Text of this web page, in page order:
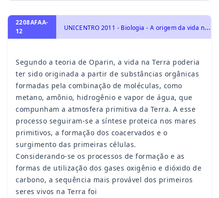
2208AFAA-
12
U
NICENTRO 2011 - Biologia - A origem da vida na Terra, Origem e evolução da vida
Segundo a teoria de Oparin, a vida na Terra poderia
ter sido originada a partir de substâncias orgânicas
formadas pela combinação de moléculas, como
metano, amônio, hidrogênio e vapor de água, que
compunham a atmosfera primitiva da Terra. A esse
processo seguiram-se a síntese proteica nos mares
primitivos, a formação dos coacervados e o
surgimento das primeiras células.
Considerando-se os processos de formação e as
formas de utilização dos gases oxigênio e dióxido de
carbono, a sequência mais provável dos primeiros
seres vivos na Terra foi